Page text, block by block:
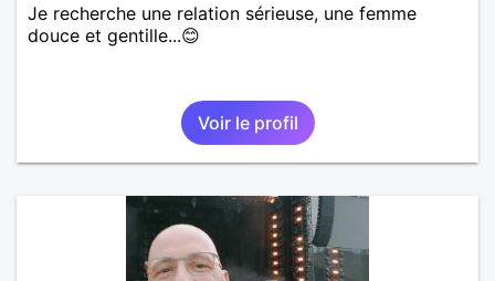
Je recherche une relation sérieuse, une femme
douce et gentille...😊
Voir le profil